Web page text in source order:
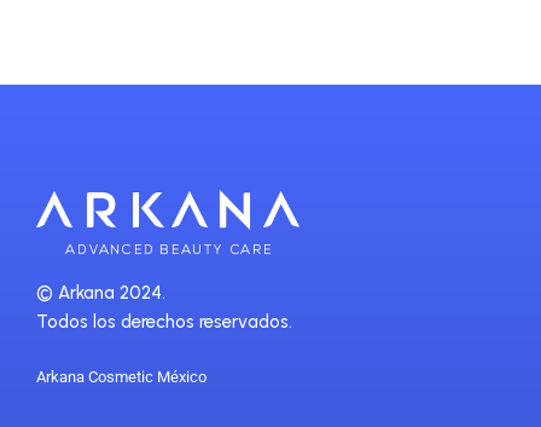
© Arkana 2024.
Todos los derechos reservados.
Arkana Cosmetic México